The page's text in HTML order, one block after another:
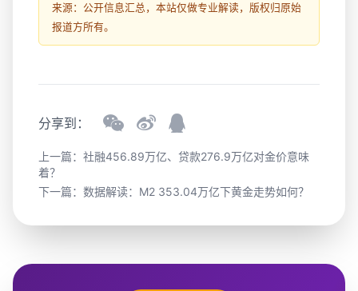
来源：公开信息汇总，本站仅做专业解读，版权归原始
报道方所有。
分享到：
上一篇： 社融456.89万亿、贷款276.9万亿对金价意味
着？
下一篇： 数据解读：M2 353.04万亿下黄金走势如何？